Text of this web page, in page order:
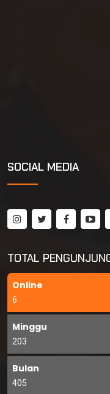
SOCIAL MEDIA
TOTAL
Online
6
Minggu
203
Bulan
405